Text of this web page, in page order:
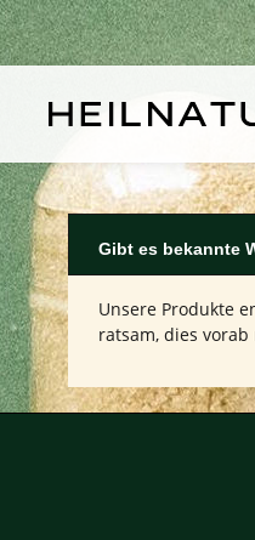
Hauptinhalt springen
Zur Hauptnavigation
Gibt es bekannte
Unsere Produkte
ratsam, dies